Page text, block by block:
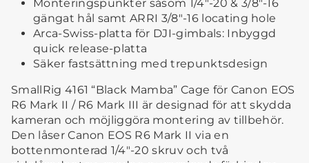
Monteringspunkter såsom 1/4"-20 & 3/8"-16
gängat hål samt ARRI 3/8"-16 locating hole
Arca-Swiss-platta för DJI-gimbals: Inbyggd
quick release-platta
Säker fastsättning med trepunktsdesign
SmallRig 4161 “Black Mamba” Cage för Canon EOS
R6 Mark II / R6 Mark III är designad för att skydda
kameran och möjliggöra montering av tillbehör.
Den låser Canon EOS R6 Mark II via en
bottenmonterad 1/4"-20 skruv och två